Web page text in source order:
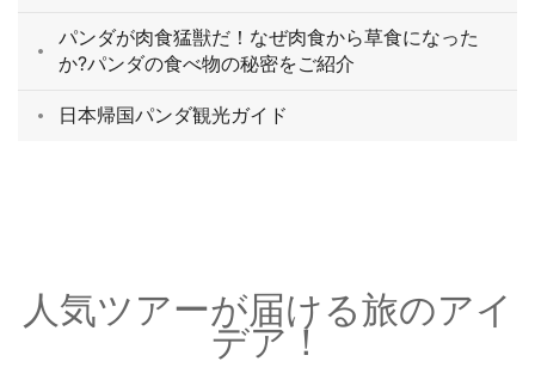
パンダが肉食猛獣だ！なぜ肉食から草食になった
か?パンダの食べ物の秘密をご紹介
日本帰国パンダ観光ガイド
人気ツアーが届ける旅のアイ
デア！